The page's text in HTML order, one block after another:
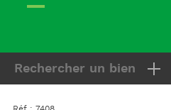
Rechercher un bien